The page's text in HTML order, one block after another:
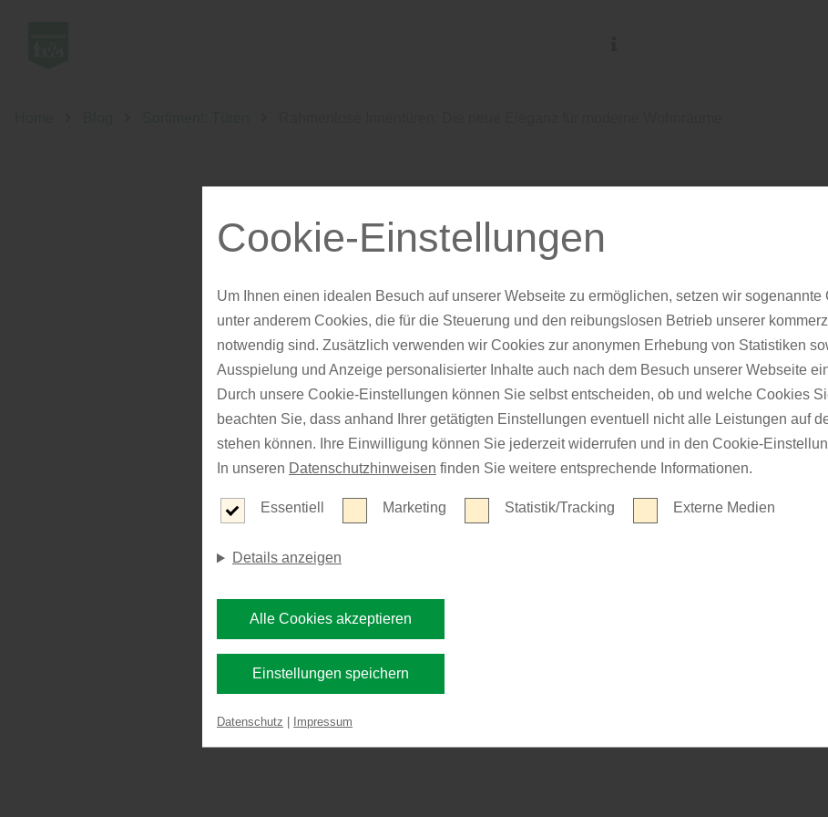
Rahmenlose
neue Eleganz für
Wohnräume
Cookie-Einstellungen
Um Ihnen einen idealen Besuch auf unserer Webseite zu ermöglichen, setzen wir
unter anderem Cookies, die für die Steuerung und den reibungslosen Betrieb unserer
notwendig sind. Zusätzlich verwenden wir Cookies zur anonymen Erhebung von Statistiken
Ausspielung und Anzeige personalisierter Inhalte auch nach dem Besuch unserer Webseite
Durch unsere Cookie-Einstellungen können Sie selbst entscheiden, ob und welche Cookies
beachten Sie, dass anhand Ihrer getätigten Einstellungen eventuell nicht alle Leistungen auf
stehen können. Ihre Einwilligung können Sie jederzeit widerrufen und in den Cookie-
In unseren Datenschutzhinweisen finden Sie weitere entsprechende Informationen.
Essentiell Marketing Statistik/Tracking Externe Medien
Details anzeigen
Alle Cookies akzeptieren
Einstellungen speichern
Datenschutz | Impressum